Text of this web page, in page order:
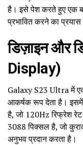
है। इसे पेश करते हुए एक
प्रभावित करने का प्रयास
डिज़ाइन और
Display)
Galaxy S23 Ultra में
आकर्षक रूप देता है।
है, जो 120Hz रिफ्रेश
3088 पिक्सल है, जो
अनुभव प्रदान करता है।